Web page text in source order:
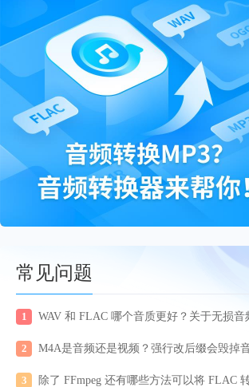
常见问题
1
WAV 和 FLAC 哪个音质更好？关于无损音
2
M4A是音频还是视频？强行改后缀会毁掉
3
除了 FFmpeg 还有哪些方法可以将 FLAC